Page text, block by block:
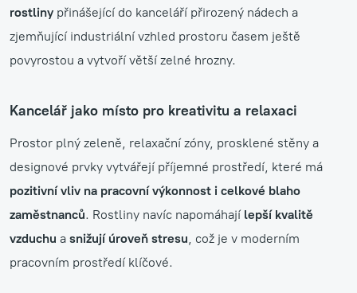
rostliny přinášející do kanceláří přirozený nádech a
zjemňující industriální vzhled prostoru časem ještě
povyrostou a vytvoří větší zelné hrozny.
Kancelář jako místo pro kreativitu a relaxaci
Prostor plný zeleně, relaxační zóny, prosklené stěny a
designové prvky vytvářejí příjemné prostředí, které má
pozitivní vliv na pracovní výkonnost i celkové blaho
zaměstnanců. Rostliny navíc napomáhají lepší kvalitě
vzduchu a snižují úroveň stresu , což je v moderním
pracovním prostředí klíčové.